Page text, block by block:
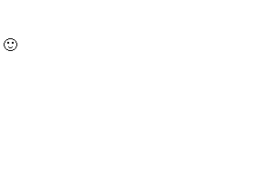
🙂